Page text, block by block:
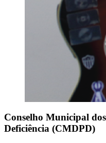
Conselho Municipal
Deficiência (CMDPD)